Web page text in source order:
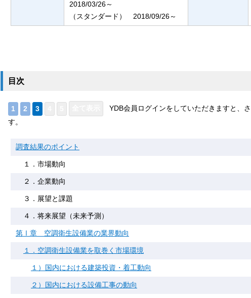
2018/03/26～
（スタンダード） 2018/09/26～
目次
YDB会員ログインをしていただきますと、
す。
調査結果のポイント
１．市場動向
２．企業動向
３．展望と課題
４．将来展望（未来予測）
第Ⅰ章 空調衛生設備業の業界動向
１．空調衛生設備業を取巻く市場環境
１）国内における建築投資・着工動向
２）国内における設備工事の動向